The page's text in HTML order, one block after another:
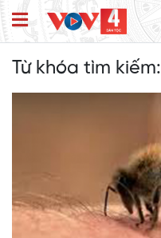
Từ khóa tìm kiếm: